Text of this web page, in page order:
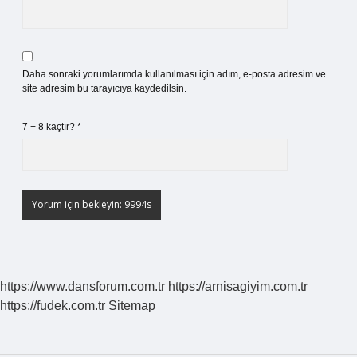
Daha sonraki yorumlarımda kullanılması için adım, e-posta adresim ve
site adresim bu tarayıcıya kaydedilsin.
7 + 8 kaçtır? *
https://www.dansforum.com.tr https://arnisagiyim.com.tr
https://fudek.com.tr Sitemap